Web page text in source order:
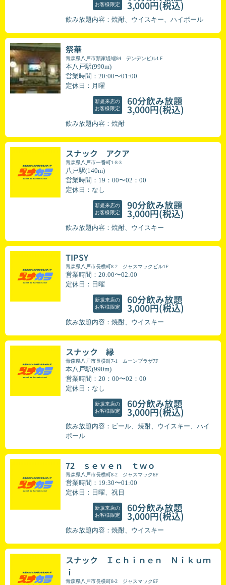
お客様限定
3,000円(税込)
飲み放題内容：焼酎、ウイスキー、ハイボール
祭華
青森県八戸市類家堤端84 デンデンビル1Ｆ
本八戸駅(990m)
営業時間：20:00〜01:00
定休日：月曜
新規来店の
お客様限定
60分飲み放題
3,000円(税込)
飲み放題内容：焼酎
スナック アクア
青森県八戸市一番町1-8-3
八戸駅(140m)
営業時間：19：00〜02：00
定休日：なし
新規来店の
お客様限定
90分飲み放題
3,000円(税込)
飲み放題内容：焼酎、ウイスキー
TIPSY
青森県八戸市長横町8-2 ジャスマックビル1F
営業時間：20:00〜02:00
定休日：日曜
新規来店の
お客様限定
60分飲み放題
3,000円(税込)
飲み放題内容：焼酎、ウイスキー
スナック 縁
青森県八戸市長横町7-1 ムーンプラザ7F
本八戸駅(990m)
営業時間：20：00〜02：00
定休日：なし
新規来店の
お客様限定
60分飲み放題
3,000円(税込)
飲み放題内容：ビール、焼酎、ウイスキー、ハイ
ボール
72 ｓｅｖｅｎ ｔｗｏ
青森県八戸市長横町8-2 ジャスマック6F
営業時間：19:30〜01:00
定休日：日曜、祝日
新規来店の
お客様限定
60分飲み放題
3,000円(税込)
飲み放題内容：焼酎、ウイスキー
スナック Ｉｃｈｉｎｅｎ Ｎｉｋｕｍ
ｉ
青森県八戸市長横町8-2 ジャスマック6F